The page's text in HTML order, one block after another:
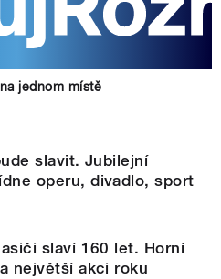
jednom místě
slavit. Jubilejní
operu, divadlo, sport
slaví 160 let. Horní
největší akci roku